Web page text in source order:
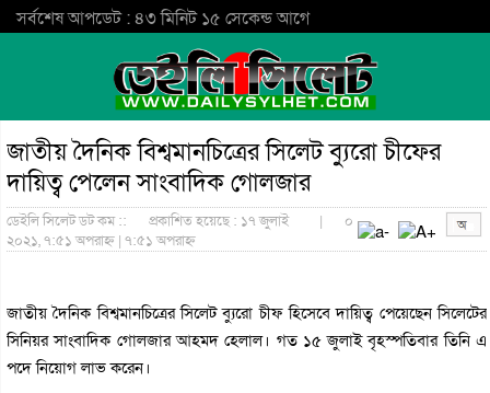
সর্বশেষ আপডেট : ৪৩ মিনিট ১৫ সেকেন্ড আগে
জাতীয় দৈনিক বিশ্বমানচিত্রের সিলেট ব্যুরো চীফের
দায়িত্ব পেলেন সাংবাদিক গোলজার
ডেইলি সিলেট ডট কম ::
প্রকাশিত হয়েছে : ১৭ জুলাই
২০২১, ৭:৫১ অপরাহ্ন | ৭:৫১ অপরাহ্ন
| ০
জাতীয় দৈনিক বিশ্বমানচিত্রের সিলেট ব্যুরো চীফ হিসেবে দায়িত্ব পেয়েছেন সিলেটের
সিনিয়র সাংবাদিক গোলজার আহমদ হেলাল। গত ১৫ জুলাই বৃহস্পতিবার তিনি এ
পদে নিয়োগ লাভ করেন।